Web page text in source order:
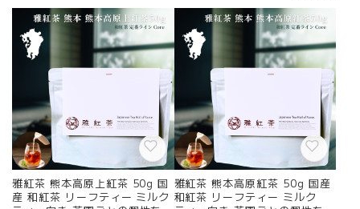
雅紅茶 熊本高原上紅茶 50g 国
産 和紅茶 リーフティー ミルク
雅紅茶 熊本高原紅茶 50g 国産
和紅茶 リーフティー ミルク